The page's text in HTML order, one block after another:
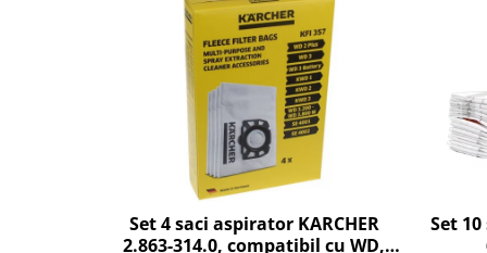
Genti si accesorii barbati
Imbracaminte si Incaltaminte copii
Ochelari de vedere
Set 4 saci aspirator KARCHER
2.863-314.0, compatibil cu WD,
Set